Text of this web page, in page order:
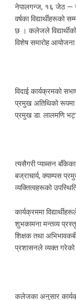
नेपालगन्ज, १६ जेठ —
वर्षका विद्यार्थीहरूको
छ । कलेजले
विशेष समारोह आयोजना
विदाई कार्यक्रमको
प्रमुख अतिथिको रूपमा
प्रमुख डा. लालमणि
त्यसैगरी प्याब्सन
बज्राचार्य, क्याम्पस
व्यक्तित्वहरूको
कार्यक्रममा
शुभकामना मन्तव्य
शिक्षक तथा
प्रशासनले व्यक्त
कलेजका अनुसार